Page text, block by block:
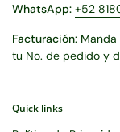
WhatsApp: +52
Facturación:
tu No. de pedido y
Quick links